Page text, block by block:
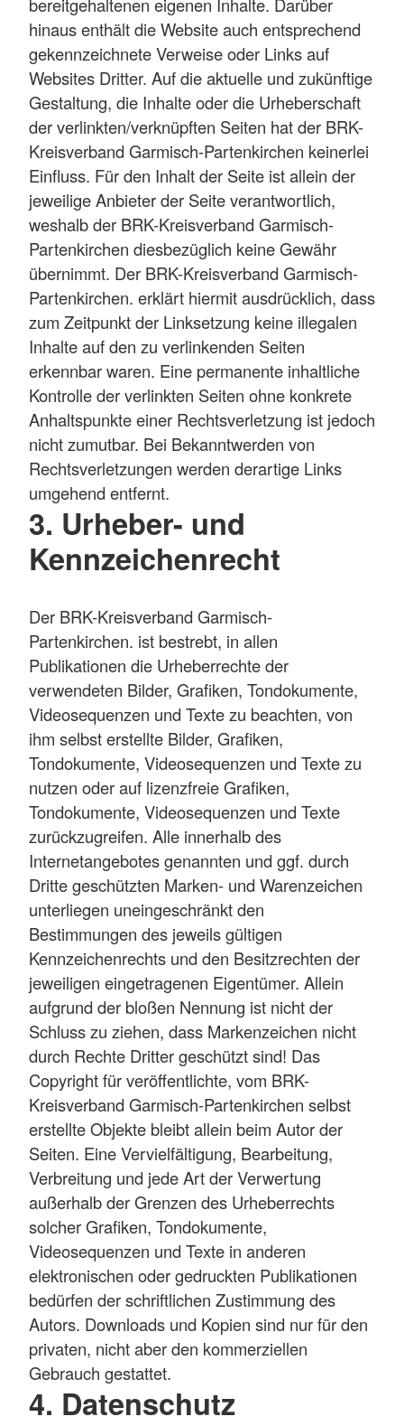
hinaus enthält die Website auch entsprechend
gekennzeichnete Verweise oder Links auf
Websites Dritter. Auf die aktuelle und zukünftige
Gestaltung, die Inhalte oder die Urheberschaft
der verlinkten/verknüpften Seiten hat der BRK-
Kreisverband Garmisch-Partenkirchen keinerlei
Einfluss. Für den Inhalt der Seite ist allein der
jeweilige Anbieter der Seite verantwortlich,
weshalb der BRK-Kreisverband Garmisch-
Partenkirchen diesbezüglich keine Gewähr
übernimmt. Der BRK-Kreisverband Garmisch-
Partenkirchen. erklärt hiermit ausdrücklich, dass
zum Zeitpunkt der Linksetzung keine illegalen
Inhalte auf den zu verlinkenden Seiten
erkennbar waren. Eine permanente inhaltliche
Kontrolle der verlinkten Seiten ohne konkrete
Anhaltspunkte einer Rechtsverletzung ist jedoch
nicht zumutbar. Bei Bekanntwerden von
Rechtsverletzungen werden derartige Links
umgehend entfernt.
3. Urheber- und
Kennzeichenrecht
Der BRK-Kreisverband Garmisch-
Partenkirchen. ist bestrebt, in allen
Publikationen die Urheberrechte der
verwendeten Bilder, Grafiken, Tondokumente,
Videosequenzen und Texte zu beachten, von
ihm selbst erstellte Bilder, Grafiken,
Tondokumente, Videosequenzen und Texte zu
nutzen oder auf lizenzfreie Grafiken,
Tondokumente, Videosequenzen und Texte
zurückzugreifen. Alle innerhalb des
Internetangebotes genannten und ggf. durch
Dritte geschützten Marken- und Warenzeichen
unterliegen uneingeschränkt den
Bestimmungen des jeweils gültigen
Kennzeichenrechts und den Besitzrechten der
jeweiligen eingetragenen Eigentümer. Allein
aufgrund der bloßen Nennung ist nicht der
Schluss zu ziehen, dass Markenzeichen nicht
durch Rechte Dritter geschützt sind! Das
Copyright für veröffentlichte, vom BRK-
Kreisverband Garmisch-Partenkirchen selbst
erstellte Objekte bleibt allein beim Autor der
Seiten. Eine Vervielfältigung, Bearbeitung,
Verbreitung und jede Art der Verwertung
außerhalb der Grenzen des Urheberrechts
solcher Grafiken, Tondokumente,
Videosequenzen und Texte in anderen
elektronischen oder gedruckten Publikationen
bedürfen der schriftlichen Zustimmung des
Autors. Downloads und Kopien sind nur für den
privaten, nicht aber den kommerziellen
Gebrauch gestattet.
4. Datenschutz